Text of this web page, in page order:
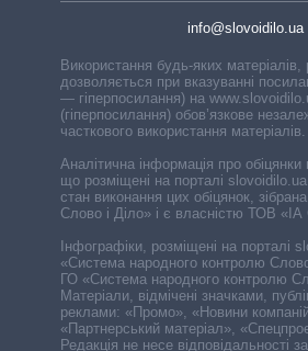
info@slovoidilo.ua
Використання будь-яких матеріалів,
дозволяється при вказуванні
— гіперпосилання) на
(гіперпосилання) обов’язкове
часткового використання матеріалів.
Аналітична інформація про обіцянки
що розміщені на порталі
стан виконання цих обіцянок,
Слово і Діло» і є власністю ТОВ «ІА
Інфографіки, розміщені на порталі
«Система народного контролю Слово
ГО «Система народного контролю
Матеріали, відмічені значками,
реклами: «Промо», «Новини
«Партнерський матеріал»,
Редакція не несе відповідальності